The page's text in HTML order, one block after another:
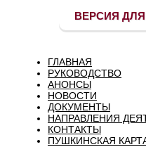
ВЕРСИЯ
ГЛАВНАЯ
РУКОВОДСТВО
АНОНСЫ
НОВОСТИ
ДОКУМЕНТЫ
НАПРАВЛЕНИЯ
КОНТАКТЫ
ПУШКИНСКАЯ